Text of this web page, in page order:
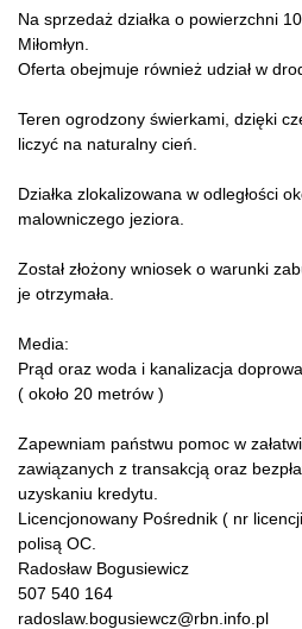
Na sprzedaż działka o powierzchni
Miłomłyn.
Oferta obejmuje również udział w
Teren ogrodzony świerkami, dzięki
liczyć na naturalny cień.
Działka zlokalizowana w odległości
malowniczego jeziora.
Został złożony wniosek o warunki
je otrzymała.
Media:
Prąd oraz woda i kanalizacja
( około 20 metrów )
Zapewniam państwu pomoc w
zawiązanych z transakcją oraz
uzyskaniu kredytu.
Licencjonowany Pośrednik ( nr
polisą OC.
Radosław Bogusiewicz
507 540 164
radoslaw.bogusiewcz@rbn.info.pl